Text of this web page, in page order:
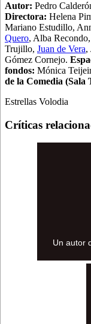
Autor: Pedro
Directora: Helena
Mariano Estudillo,
Quero, Alba
Trujillo, Juan de Vera,
Gómez Cornejo.
fondos: Mónica
de la Comedia (Sala
Estrellas Volodia
Críticas
Un autor